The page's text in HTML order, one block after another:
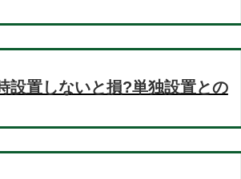
設置しないと損?単独設置との